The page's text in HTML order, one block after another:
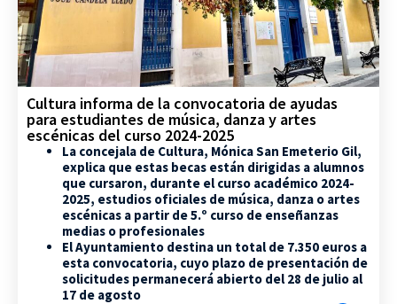
Cultura informa de la convocatoria de ayudas
para estudiantes de música, danza y artes
escénicas del curso 2024-2025
La concejala de Cultura, Mónica San Emeterio Gil,
explica que estas becas están dirigidas a alumnos
que cursaron, durante el curso académico 2024-
2025, estudios oficiales de música, danza o artes
escénicas a partir de 5.º curso de enseñanzas
medias o profesionales
El Ayuntamiento destina un total de 7.350 euros a
esta convocatoria, cuyo plazo de presentación de
solicitudes permanecerá abierto del 28 de julio al
17 de agosto